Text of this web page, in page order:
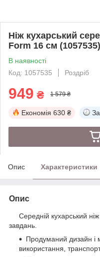
Ніж кухарський
Form 16 см (1057535)
В наявності
Код: 1057535
Роздріб
949 ₴ 1 579 ₴
Економія 630 ₴
Опис Характеристики
Опис
Середній кухарський ніж
завдань.
Продуманий дизайн і
використання,